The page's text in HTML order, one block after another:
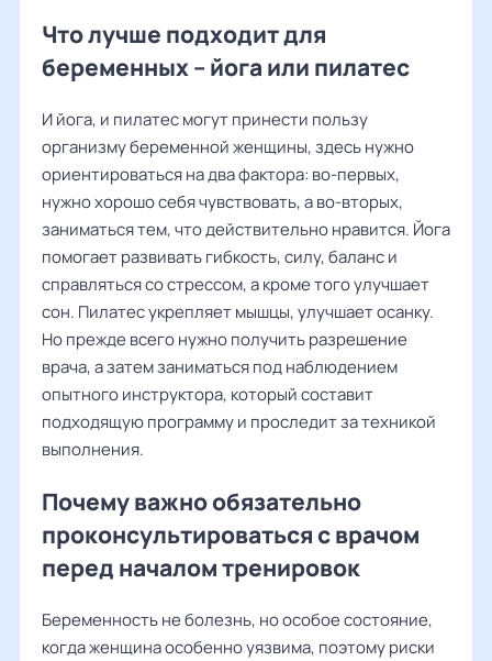
Что лучше подходит для
беременных – йога или пилатес
И йога, и пилатес могут принести пользу
организму беременной женщины, здесь нужно
ориентироваться на два фактора: во-первых,
нужно хорошо себя чувствовать, а во-вторых,
заниматься тем, что действительно нравится. Йога
помогает развивать гибкость, силу, баланс и
справляться со стрессом, а кроме того улучшает
сон. Пилатес укрепляет мышцы, улучшает осанку.
Но прежде всего нужно получить разрешение
врача, а затем заниматься под наблюдением
опытного инструктора, который составит
подходящую программу и проследит за техникой
выполнения.
Почему важно обязательно
проконсультироваться с врачом
перед началом тренировок
Беременность не болезнь, но особое состояние,
когда женщина особенно уязвима, поэтому риски